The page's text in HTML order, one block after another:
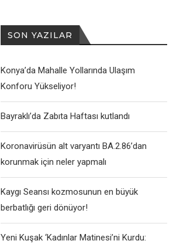
SON YAZILAR
Konya’da Mahalle Yollarında Ulaşım
Konforu Yükseliyor!
Bayraklı’da Zabıta Haftası kutlandı
Koronavirüsün alt varyantı BA.2.86’dan
korunmak için neler yapmalı
Kaygı Seansı kozmosunun en büyük
berbatlığı geri dönüyor!
Yeni Kuşak ‘Kadınlar Matinesi’ni Kurdu: